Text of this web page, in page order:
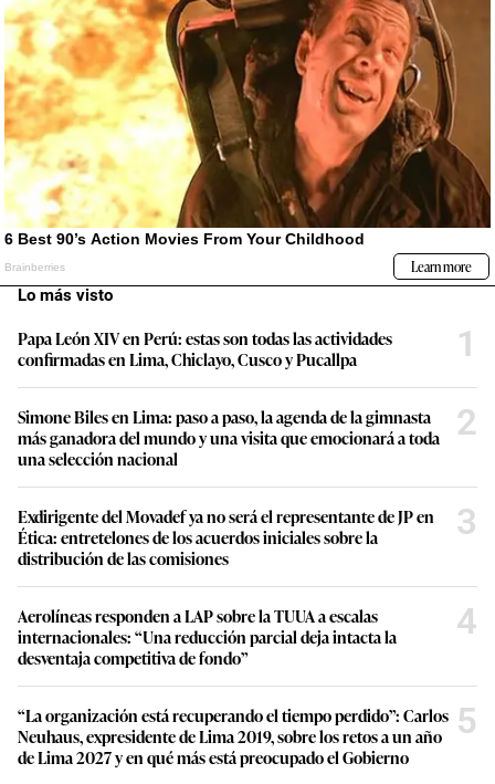
Lo más visto
Papa León XIV en Perú: estas son todas las actividades
confirmadas en Lima, Chiclayo, Cusco y Pucallpa
1
Simone Biles en Lima: paso a paso, la agenda de la gimnasta
más ganadora del mundo y una visita que emocionará a toda
una selección nacional
2
Exdirigente del Movadef ya no será el representante de JP en
Ética: entretelones de los acuerdos iniciales sobre la
distribución de las comisiones
3
Aerolíneas responden a LAP sobre la TUUA a escalas
internacionales: “Una reducción parcial deja intacta la
desventaja competitiva de fondo”
4
“La organización está recuperando el tiempo perdido”: Carlos
Neuhaus, expresidente de Lima 2019, sobre los retos a un año
de Lima 2027 y en qué más está preocupado el Gobierno
5